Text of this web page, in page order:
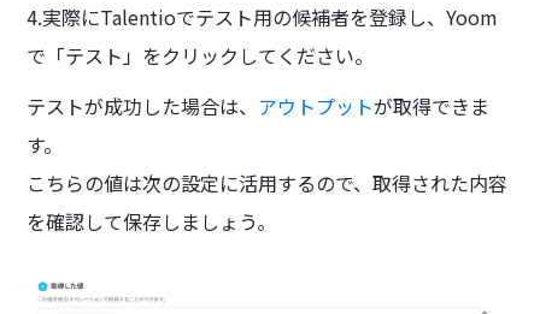
4.実際にTalentioでテスト用の候補者を登録し、Yoom
で「テスト」をクリックしてください。
テストが成功した場合は、 アウトプットが取得できま
す。
こちらの値は次の設定に活用するので、取得された内容
を確認して保存しましょう。